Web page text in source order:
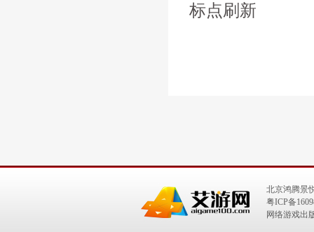
标点刷新
北京鸿腾景
粤ICP备
网络游戏出